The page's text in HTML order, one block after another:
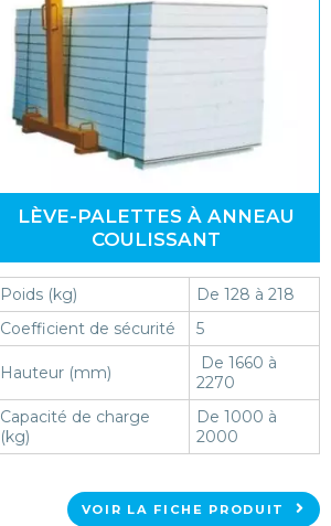
LÈVE-PALETTES À ANNEAU
COULISSANT
Poids (kg)
De 128 à 218
Coefficient de sécurité
5
Hauteur (mm)
De 1660 à
2270
Capacité de charge
(kg)
De 1000 à
2000
VOIR LA FICHE PRODUIT